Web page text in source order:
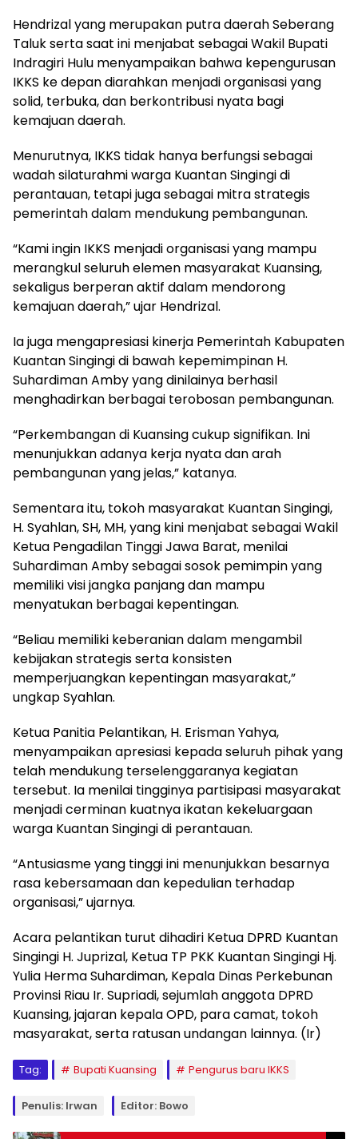
Hendrizal yang merupakan putra daerah Seberang
Taluk serta saat ini menjabat sebagai Wakil Bupati
Indragiri Hulu menyampaikan bahwa kepengurusan
IKKS ke depan diarahkan menjadi organisasi yang
solid, terbuka, dan berkontribusi nyata bagi
kemajuan daerah.
Menurutnya, IKKS tidak hanya berfungsi sebagai
wadah silaturahmi warga Kuantan Singingi di
perantauan, tetapi juga sebagai mitra strategis
pemerintah dalam mendukung pembangunan.
“Kami ingin IKKS menjadi organisasi yang mampu
merangkul seluruh elemen masyarakat Kuansing,
sekaligus berperan aktif dalam mendorong
kemajuan daerah,” ujar Hendrizal.
Ia juga mengapresiasi kinerja Pemerintah Kabupaten
Kuantan Singingi di bawah kepemimpinan H.
Suhardiman Amby yang dinilainya berhasil
menghadirkan berbagai terobosan pembangunan.
“Perkembangan di Kuansing cukup signifikan. Ini
menunjukkan adanya kerja nyata dan arah
pembangunan yang jelas,” katanya.
Sementara itu, tokoh masyarakat Kuantan Singingi,
H. Syahlan, SH, MH, yang kini menjabat sebagai Wakil
Ketua Pengadilan Tinggi Jawa Barat, menilai
Suhardiman Amby sebagai sosok pemimpin yang
memiliki visi jangka panjang dan mampu
menyatukan berbagai kepentingan.
“Beliau memiliki keberanian dalam mengambil
kebijakan strategis serta konsisten
memperjuangkan kepentingan masyarakat,”
ungkap Syahlan.
Ketua Panitia Pelantikan, H. Erisman Yahya,
menyampaikan apresiasi kepada seluruh pihak yang
telah mendukung terselenggaranya kegiatan
tersebut. Ia menilai tingginya partisipasi masyarakat
menjadi cerminan kuatnya ikatan kekeluargaan
warga Kuantan Singingi di perantauan.
“Antusiasme yang tinggi ini menunjukkan besarnya
rasa kebersamaan dan kepedulian terhadap
organisasi,” ujarnya.
Acara pelantikan turut dihadiri Ketua DPRD Kuantan
Singingi H. Juprizal, Ketua TP PKK Kuantan Singingi Hj.
Yulia Herma Suhardiman, Kepala Dinas Perkebunan
Provinsi Riau Ir. Supriadi, sejumlah anggota DPRD
Kuansing, jajaran kepala OPD, para camat, tokoh
masyarakat, serta ratusan undangan lainnya. (Ir)
Tag: Bupati Kuansing Pengurus baru IKKS
Penulis: Irwan Editor: Bowo